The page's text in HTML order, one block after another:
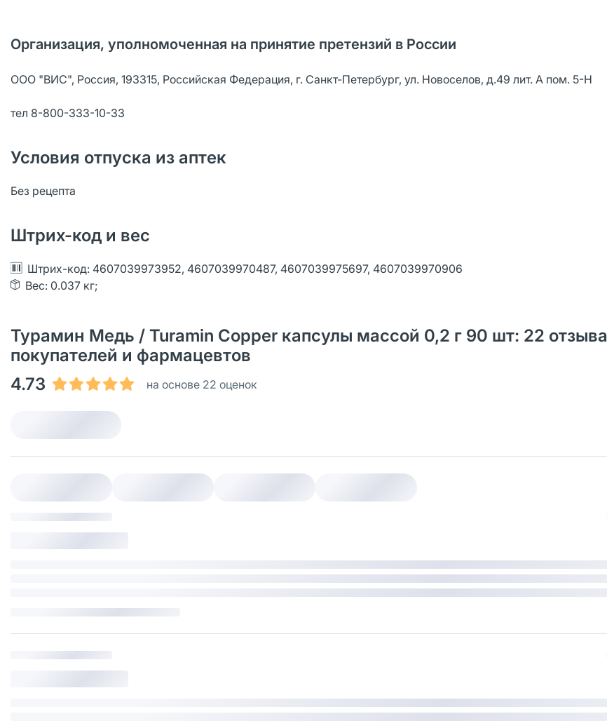
Организация, уполномоченная на принятие претензий в России
ООО "ВИС", Россия, 193315, Российская Федерация, г. Санкт-Петербург, ул. Новоселов, д.49 лит. А пом. 5-Н
тел 8-800-333-10-33
Условия отпуска из аптек
Без рецепта
Штрих-код и вес
Штрих-код: 4607039973952, 4607039970487, 4607039975697, 4607039970906
Вес: 0.037 кг;
Турамин Медь / Turamin Copper капсулы массой 0,2 г 90 шт: 22 отзыва
покупателей и фармацевтов
4.73
на основе 22 оценок